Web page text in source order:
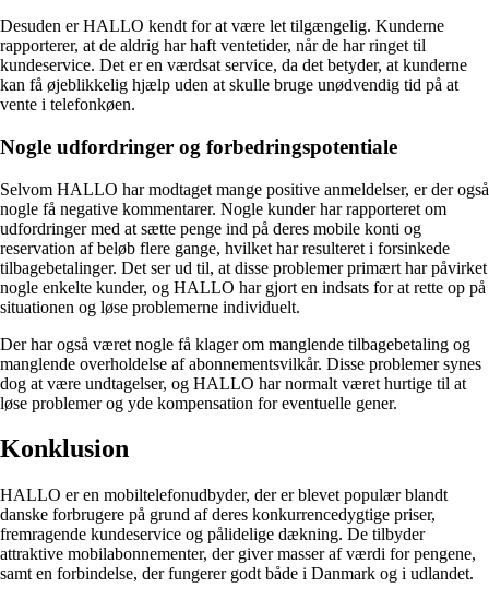
Desuden er HALLO kendt for at være let tilgængelig. Kunderne
rapporterer, at de aldrig har haft ventetider, når de har ringet til
kundeservice. Det er en værdsat service, da det betyder, at kunderne
kan få øjeblikkelig hjælp uden at skulle bruge unødvendig tid på at
vente i telefonkøen.
Nogle udfordringer og forbedringspotentiale
Selvom HALLO har modtaget mange positive anmeldelser, er der også
nogle få negative kommentarer. Nogle kunder har rapporteret om
udfordringer med at sætte penge ind på deres mobile konti og
reservation af beløb flere gange, hvilket har resulteret i forsinkede
tilbagebetalinger. Det ser ud til, at disse problemer primært har påvirket
nogle enkelte kunder, og HALLO har gjort en indsats for at rette op på
situationen og løse problemerne individuelt.
Der har også været nogle få klager om manglende tilbagebetaling og
manglende overholdelse af abonnementsvilkår. Disse problemer synes
dog at være undtagelser, og HALLO har normalt været hurtige til at
løse problemer og yde kompensation for eventuelle gener.
Konklusion
HALLO er en mobiltelefonudbyder, der er blevet populær blandt
danske forbrugere på grund af deres konkurrencedygtige priser,
fremragende kundeservice og pålidelige dækning. De tilbyder
attraktive mobilabonnementer, der giver masser af værdi for pengene,
samt en forbindelse, der fungerer godt både i Danmark og i udlandet.